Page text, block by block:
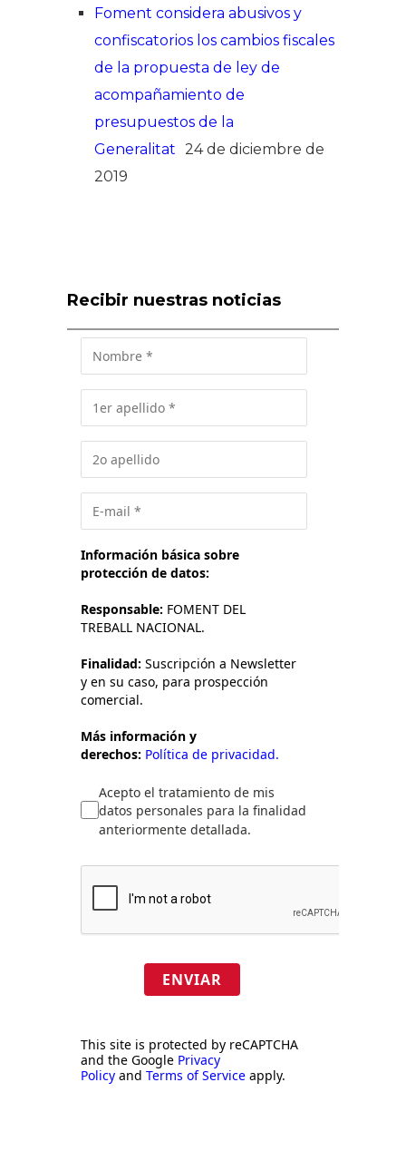
Foment considera abusivos y
confiscatorios los cambios fiscales
de la propuesta de ley de
acompañamiento de
presupuestos de la
Generalitat 24 de diciembre de
2019
Recibir nuestras noticias
Información básica sobre
protección de datos:
Responsable: FOMENT DEL
TREBALL NACIONAL.
Finalidad: Suscripción a Newsletter
y en su caso, para prospección
comercial.
Más información y
derechos: Política de privacidad.
Acepto el tratamiento de mis
datos personales para la finalidad
anteriormente detallada.
ENVIAR
This site is protected by reCAPTCHA
and the Google Privacy
Policy and Terms of Service apply.